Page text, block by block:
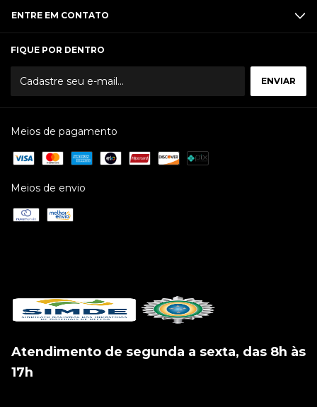
ENTRE EM CONTATO
FIQUE POR DENTRO
Meios de pagamento
Meios de envio
Atendimento de segunda a sexta, das 8h às
17h